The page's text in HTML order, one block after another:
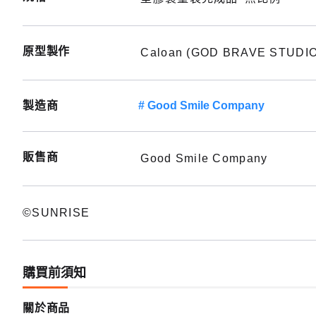
原型製作 Caloan (GOD BRAVE
製造商 Good Smile Company
販售商 Good Smile Company
©SUNRISE
購買前須知
關於商品